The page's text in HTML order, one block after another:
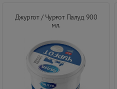
Джургот / Чурғот Палуд 900
мл.